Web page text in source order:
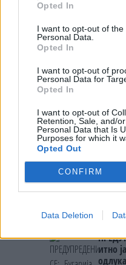
Opted In
I want to opt-out of the
Personal Data.
Opted In
I want to opt-out of
Personal Data for
Opted In
I want to opt-out of
Retention, Sale, and/
Personal Data that Is
Purposes for which it
Opted Out
CONFIRM
Data Deletion
НАЈЧИТАНИ ВО
ЗА
УЧК...
итно